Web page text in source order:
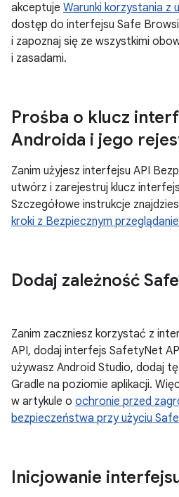
akceptuje Warunki korzystania z
dostęp do interfejsu Safe
i zapoznaj się ze wszystkimi
i zasadami.
Prośba o klucz
Androida i jego
Zanim użyjesz interfejsu API
utwórz i zarejestruj klucz
Szczegółowe instrukcje
kroki z Bezpiecznym
Dodaj zależność
Zanim zaczniesz korzystać z
API, dodaj interfejs SafetyNet
używasz Android Studio, dodaj
Gradle na poziomie aplikacji.
w artykule o ochronie przed
bezpieczeństwa przy użyciu
Inicjowanie